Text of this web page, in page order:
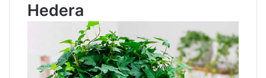
Hedera